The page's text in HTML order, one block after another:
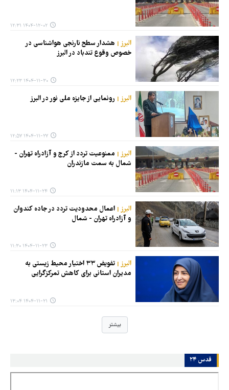
۱۴۰۴-۱۲-۰۲ ۱۲:۳۱
البرز هشدار سطح نارنجی هواشناسی در
خصوص وقوع تندباد در البرز
۱۴۰۴-۱۱-۳۰ ۱۲:۲۳
البرز رونمایی از جایزه ملی نور در البرز
۱۴۰۴-۱۱-۲۷ ۱۲:۵۷
البرز
ممنوعیت تردد از کرج و آزادراه تهران -
شمال به سمت مازندران
۱۴۰۴-۱۱-۲۴ ۱۱:۱۳
البرز
اعمال محدودیت تردد در جاده کندوان
و آزادراه تهران - شمال
۱۴۰۴-۱۱-۲۳ ۱۱:۳۰
البرز
تفویض ۳۳ اختیار محیط زیستی به
مدیران استانی برای کاهش تمرکزگرایی
۱۴۰۴-۱۱-۲۱ ۱۳:۰۴
بیشتر
قدس ۲۴